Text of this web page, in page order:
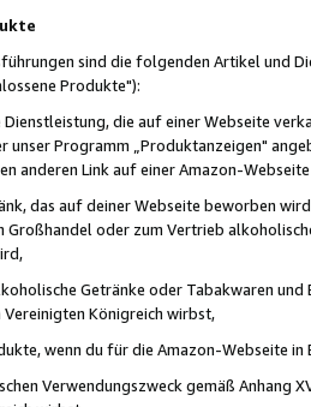
sind die folgenden Artikel und
Produkte"):
die auf einer Webseite
unser Programm „Produktanzeigen"
anderen Link auf einer Amazon-
das auf deiner Webseite beworben
Großhandel oder zum Vertrieb
Getränke oder Tabakwaren
Vereinigten Königreich wirbst,
wenn du für die Amazon-Webseite in
Verwendungszweck gemäß Anhang